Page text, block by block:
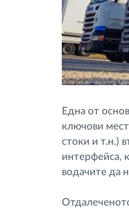
Една от
ключови
стоки и т.н.)
интерфейса,
водачите да